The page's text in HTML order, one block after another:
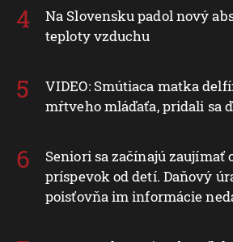
Na Slovensku padol nový
teploty vzduchu
VIDEO: Smútiaca matka
mŕtveho mláďaťa, pridali sa
Seniori sa začínajú zaujímať
príspevok od detí. Daňový
poisťovňa im informácie